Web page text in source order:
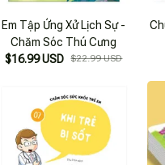
Em Tập Ứng Xử Lịch Sự -
Chăm Sóc Thú Cưng
$16.99 USD
$22.99 USD